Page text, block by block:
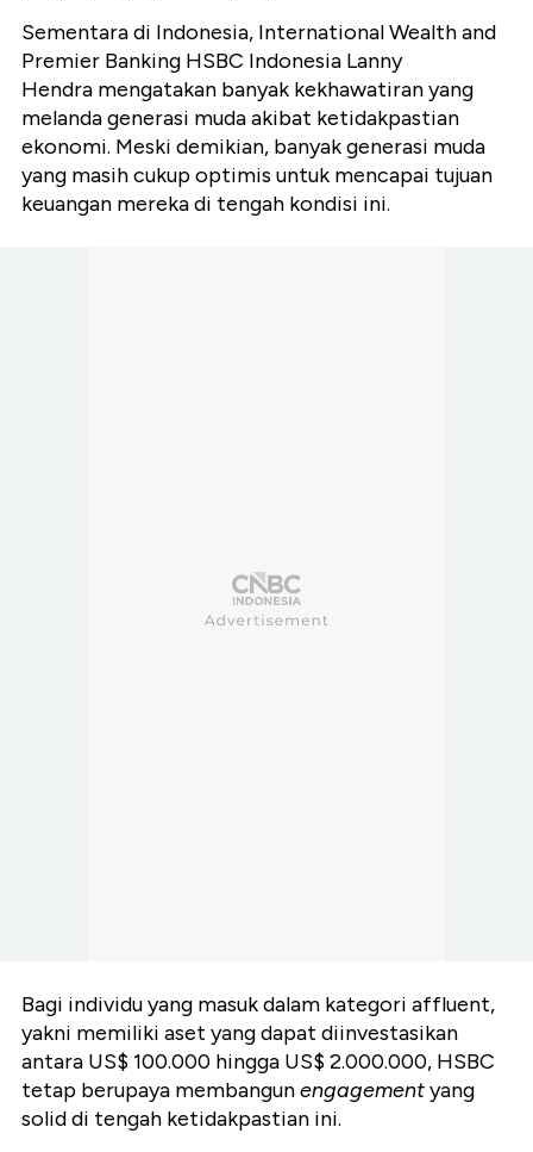
Sementara di Indonesia, International Wealth and
Premier Banking HSBC Indonesia Lanny
Hendra mengatakan banyak kekhawatiran yang
melanda generasi muda akibat ketidakpastian
ekonomi. Meski demikian, banyak generasi muda
yang masih cukup optimis untuk mencapai tujuan
keuangan mereka di tengah kondisi ini.
Bagi individu yang masuk dalam kategori affluent,
yakni memiliki aset yang dapat diinvestasikan
antara US$ 100.000 hingga US$ 2.000.000, HSBC
tetap berupaya membangunengagementyang
solid di tengah ketidakpastian ini.